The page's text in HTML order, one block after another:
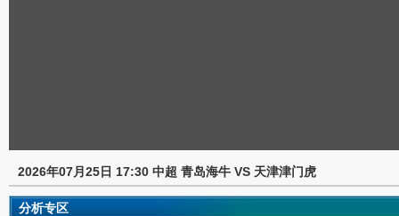
2026年07月25日 17:30 中超 青岛海牛 VS 天津津门虎
分析专区